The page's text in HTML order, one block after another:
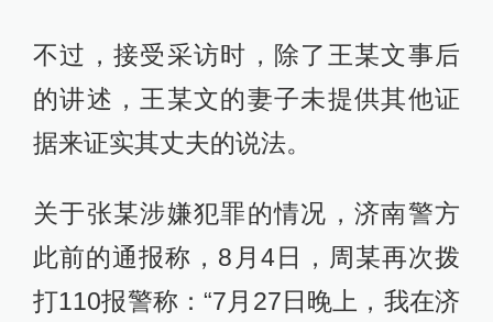
不过，接受采访时，除了王某文事后
的讲述，王某文的妻子未提供其他证
据来证实其丈夫的说法。
关于张某涉嫌犯罪的情况，济南警方
此前的通报称，8月4日，周某再次拨
打110报警称：“7月27日晚上，我在济